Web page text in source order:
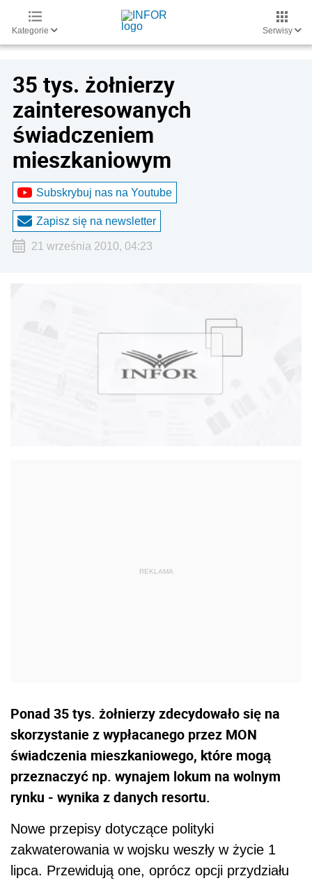
Kategorie Serwisy
35 tys. żołnierzy
zainteresowanych
świadczeniem
mieszkaniowym
Subskrybuj nas na Youtube
Zapisz się na newsletter
21 września 2010, 04:23
Ponad 35 tys. żołnierzy zdecydowało się na
skorzystanie z wypłacanego przez MON
świadczenia mieszkaniowego, które mogą
przeznaczyć np. wynajem lokum na wolnym
rynku - wynika z danych resortu.
Nowe przepisy dotyczące polityki
zakwaterowania w wojsku weszły w życie 1
lipca. Przewidują one, oprócz opcji przydziału